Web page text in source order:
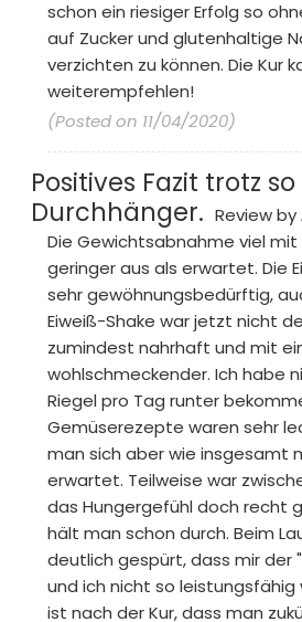
schon ein riesiger Erfolg so
auf Zucker und glutenhaltige
verzichten zu können. Die Kur
weiterempfehlen!
(Posted on 11/04/2020)
Positives Fazit trotz
Durchhänger. Review by
Die Gewichtsabnahme viel mit
geringer aus als erwartet. Die
sehr gewöhnungsbedürftig,
Eiweiß-Shake war jetzt nicht
zumindest nahrhaft und mit
wohlschmeckender. Ich habe
Riegel pro Tag runter
Gemüserezepte waren sehr
man sich aber wie insgesamt
erwartet. Teilweise war
das Hungergefühl doch recht
hält man schon durch. Beim
deutlich gespürt, dass mir der
und ich nicht so leistungsfähig
ist nach der Kur, dass man